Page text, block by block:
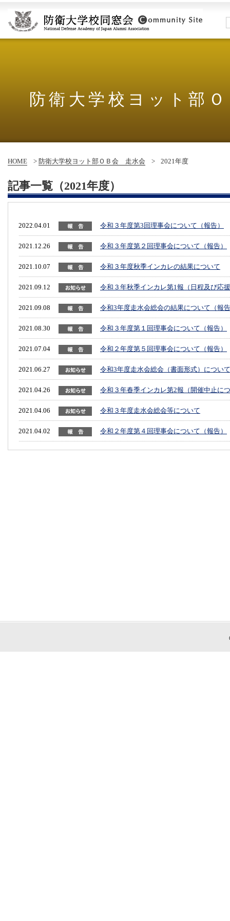
防衛大学校ヨット部
HOME > 防衛大学校ヨット部ＯＢ会 走水会 > 2021年度
記事一覧（2021年度）
2022.04.01 令和３年度第3回理事会について（報告）
2021.12.26 令和３年度第２回理事会について（報告）
2021.10.07 令和３年度秋季インカレの結果について
2021.09.12 令和３年秋季インカレ第1報（日程及び応
2021.09.08 令和3年度走水会総会の結果について（報
2021.08.30 令和３年度第１回理事会について（報告）
2021.07.04 令和２年度第５回理事会について（報告）
2021.06.27 令和3年度走水会総会（書面形式）について
2021.04.26 令和３年春季インカレ第2報（開催中止に
2021.04.06 令和３年度走水会総会等について
2021.04.02 令和２年度第４回理事会について（報告）